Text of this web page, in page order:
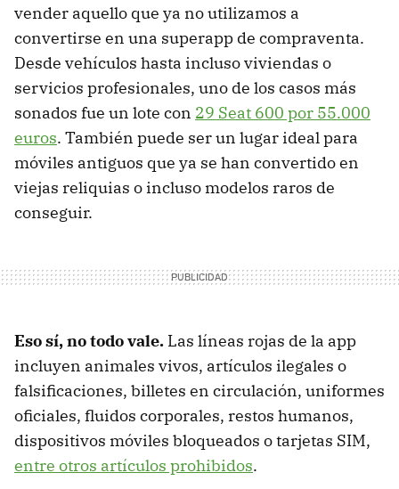
vender aquello que ya no utilizamos a
convertirse en una superapp de compraventa.
Desde vehículos hasta incluso viviendas o
servicios profesionales, uno de los casos más
sonados fue un lote con 29 Seat 600 por 55.000
euros. También puede ser un lugar ideal para
móviles antiguos que ya se han convertido en
viejas reliquias o incluso modelos raros de
conseguir.
Eso sí, no todo vale. Las líneas rojas de la app
incluyen animales vivos, artículos ilegales o
falsificaciones, billetes en circulación, uniformes
oficiales, fluidos corporales, restos humanos,
dispositivos móviles bloqueados o tarjetas SIM,
entre otros artículos prohibidos.